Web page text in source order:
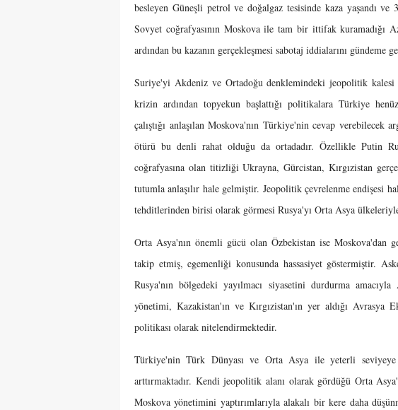
besleyen Güneşli petrol ve doğalgaz tesisinde kaza yaşandı
Sovyet coğrafyasının Moskova ile tam bir ittifak kuramadığı
ardından bu kazanın gerçekleşmesi sabotaj iddialarını gündeme
Suriye'yi Akdeniz ve Ortadoğu denklemindeki jeopolitik kalesi
krizin ardından topyekun başlattığı politikalara Türkiye
çalıştığı anlaşılan Moskova'nın Türkiye'nin cevap verebilecek
ötürü bu denli rahat olduğu da ortadadır. Özellikle Putin
coğrafyasına olan titizliği Ukrayna, Gürcistan, Kırgızistan
tutumla anlaşılır hale gelmiştir. Jeopolitik çevrelenme endişesi
tehditlerinden birisi olarak görmesi Rusya'yı Orta Asya
Orta Asya'nın önemli gücü olan Özbekistan ise Moskova'dan
takip etmiş, egemenliği konusunda hassasiyet göstermiştir.
Rusya'nın bölgedeki yayılmacı siyasetini durdurma
yönetimi, Kazakistan'ın ve Kırgızistan'ın yer aldığı
politikası olarak nitelendirmektedir.
Türkiye'nin Türk Dünyası ve Orta Asya ile yeterli seviyeye
arttırmaktadır. Kendi jeopolitik alanı olarak gördüğü Orta
Moskova yönetimini yaptırımlarıyla alakalı bir kere daha